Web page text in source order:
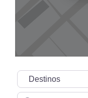
Seleccionar el